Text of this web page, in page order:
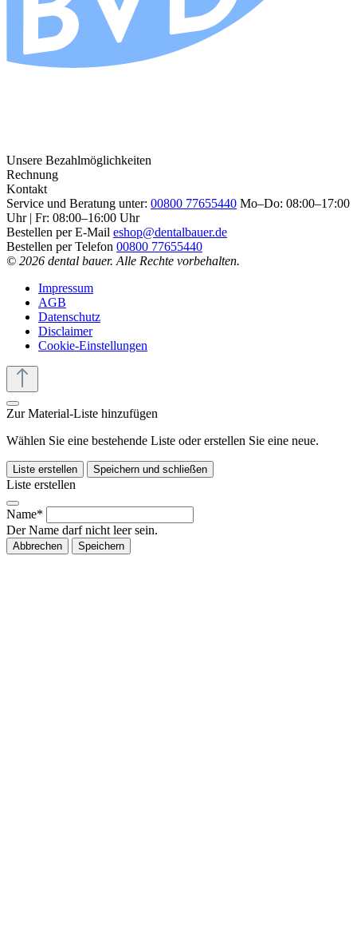
Unsere Bezahlmöglichkeiten
Rechnung
Kontakt
Service und Beratung unter: 00800 77655440 Mo–Do: 08:00–17:00
Uhr | Fr: 08:00–16:00 Uhr
Bestellen per E-Mail eshop@dentalbauer.de
Bestellen per Telefon 00800 77655440
© 2026 dental bauer. Alle Rechte vorbehalten.
Impressum
AGB
Datenschutz
Disclaimer
Cookie-Einstellungen
Zur Material-Liste hinzufügen
Wählen Sie eine bestehende Liste oder erstellen Sie eine neue.
Liste erstellen Speichern und schließen
Liste erstellen
Name*
Der Name darf nicht leer sein.
Abbrechen Speichern